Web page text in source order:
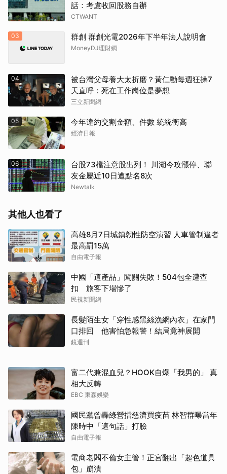
話：考慮收回股務自辦
CTWANT
03 群創 群創光電2026年下半年法人說明會
MoneyDJ理財網
04
被台灣父母養大太折磨？黃仁勳每週狂操7
天直呼：死在工作崗位是夢想
三立新聞網
05 今年違約交割金額、件數 統統衝高
經濟日報
06
台股73檔注意股出列！ 川湖今攻漲停、聯
友金屬近10日遭點名8次
Newtalk
其他人也看了
高雄8月7日城鎮韌性防空演習 人車管制違者
最高罰15萬
自由電子報
中國「這產品」闖關失敗！504包全遭查
扣 旅客下場慘了
民視新聞網
長髮陌生女「穿性感黑絲漁網內衣」在家門
口排回 他害怕急報警！結局竟神展開
鏡週刊
富二代兼混血兒？HOOK自爆「我男的」 真
相大反轉
EBC 東森娛樂
國民黨曾轟綠營擋慈濟買疫苗 林智群曝當年
陳時中「這句話」打臉
自由電子報
電商老闆不倫女主管！正宮翻出「超色道具
包」崩潰